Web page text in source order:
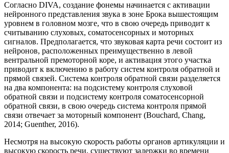
Согласно DIVA, создание фонемы начинается с активации
нейронного представления звука в зоне Брока вышестоящим
уровнем в головном мозге, что в свою очередь приводит к
считыванию слуховых, соматосенсорных и моторных
сигналов. Предполагается, что звуковая карта речи состоит из
нейронов, расположенных преимущественно в левой
вентральной премоторной коре, и активация этого участка
приводит к включению в работу систем контроля обратной и
прямой связей. Система контроля обратной связи разделяется
на два компонента: на подсистему контроля слуховой
обратной связи и подсистему контроля соматосенсорной
обратной связи, в свою очередь система контроля прямой
связи отвечает за моторный компонент (Bouchard, Chang,
2014; Guenther, 2016).
Несмотря на высокую скорость работы органов артикуляции и
высокую скорость речи, существуют задержки во времени